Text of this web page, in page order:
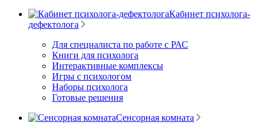
Кабинет психолога-
дефектолога
Для специалиста по работе с РАС
Книги для психолога
Интерактивные комплексы
Игры с психологом
Наборы психолога
Готовые решения
Сенсорная комната